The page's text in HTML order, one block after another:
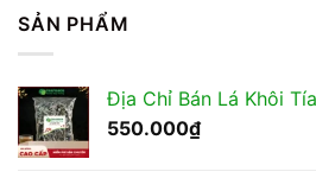
SẢN PHẨM
Địa Chỉ Bán Lá Khôi
550.000₫